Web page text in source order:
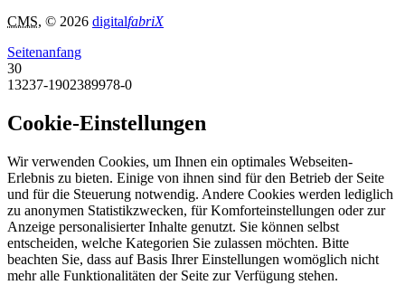
CMS, © 2026 digitalfabriX
Seitenanfang
30
13237-1902389978-0
Cookie-Einstellungen
Wir verwenden Cookies, um Ihnen ein optimales Webseiten-
Erlebnis zu bieten. Einige von ihnen sind für den Betrieb der Seite
und für die Steuerung notwendig. Andere Cookies werden lediglich
zu anonymen Statistikzwecken, für Komforteinstellungen oder zur
Anzeige personalisierter Inhalte genutzt. Sie können selbst
entscheiden, welche Kategorien Sie zulassen möchten. Bitte
beachten Sie, dass auf Basis Ihrer Einstellungen womöglich nicht
mehr alle Funktionalitäten der Seite zur Verfügung stehen.